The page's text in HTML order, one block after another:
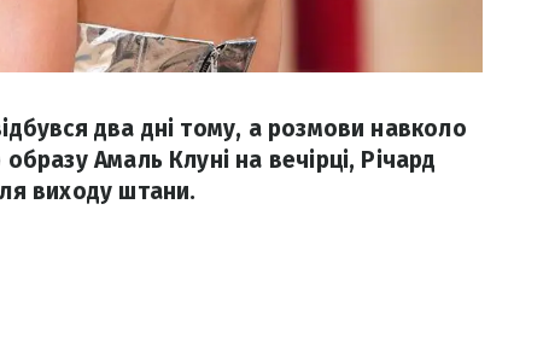
два дні тому, а розмови навколо
Амаль Клуні на вечірці, Річард
виходу штани.